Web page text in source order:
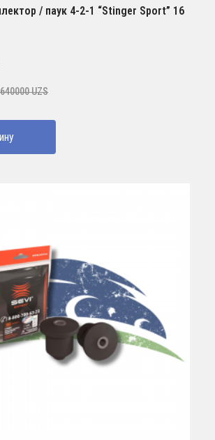
/ паук 4-2-1 “Stinger Sport” 16
640000UZS